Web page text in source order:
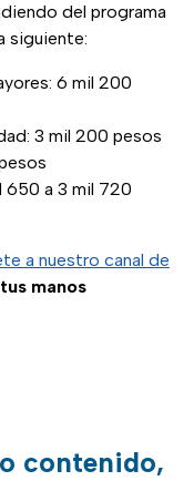
del programa
siguiente:
6 mil 200
3 mil 200 pesos
650 a 3 mil 720
a nuestro canal de
manos
contenido,